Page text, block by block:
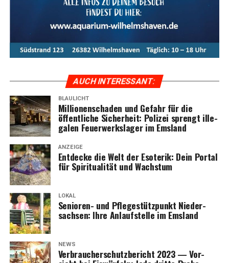
AUCH INTER­ES­SANT:
BLAULICHT
Mil­lio­nen­scha­den und Gefahr für die
öffent­li­che Sicher­heit: Poli­zei sprengt ille­
ga­len Feu­er­werks­la­ger im Emsland
ANZEIGE
Ent­de­cke die Welt der Eso­te­rik: Dein Por­tal
für Spi­ri­tua­li­tät und Wachstum
LOKAL
Senio­ren- und Pfle­ge­stütz­punkt Nie­der­
sach­sen: Ihre Anlauf­stel­le im Emsland
NEWS
Ver­brau­cher­schutz­be­richt 2023 — Vor­